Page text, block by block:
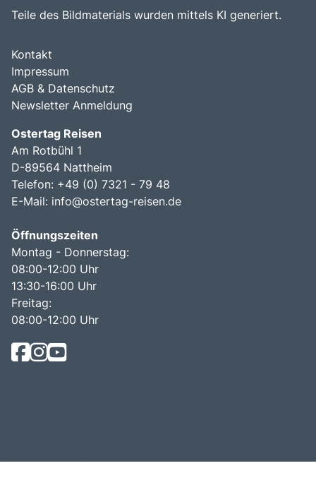
Teile des Bildmaterials wurden mittels KI generiert.
Kontakt
Impressum
AGB & Datenschutz
Newsletter Anmeldung
Ostertag Reisen
Am Rotbühl 1
D-89564 Nattheim
Telefon: +49 (0) 7321 - 79 48
E-Mail: info@ostertag-reisen.de
Öffnungszeiten
Montag - Donnerstag:
08:00-12:00 Uhr
13:30-16:00 Uhr
Freitag:
08:00-12:00 Uhr